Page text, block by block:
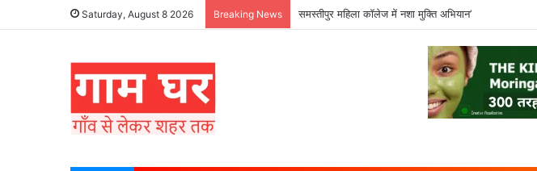
Saturday, August 8 2026 Breaking News समस्तीपुर महिला कॉलेज में नशा मुक्ति अभियान’